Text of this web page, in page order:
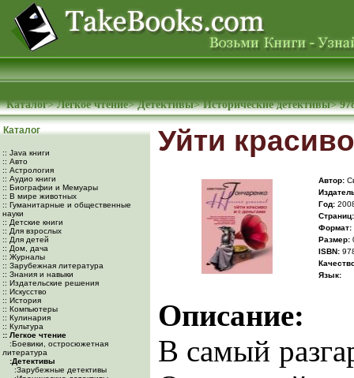
Каталог>Легкое чтение>Детективы>Исторические детективы>
Каталог
:: Java книги
:: Авто
:: Астрология
:: Аудио книги
:: Биографии и Мемуары
:: В мире животных
:: Гуманитарные и общественные
науки
:: Детские книги
:: Для взрослых
:: Для детей
:: Дом, дача
:: Журналы
:: Зарубежная литература
:: Знания и навыки
:: Издательские решения
:: Искусство
:: История
:: Компьютеры
:: Кулинария
:: Культура
:: Легкое чтение
:Боевики, остросюжетная
литература
:Детективы
:Зарубежные детективы
Уйти
Автор:
Год:
Cтраниц:
Формат:
Размер:
ISBN:
Язык:
Описание:
В самый